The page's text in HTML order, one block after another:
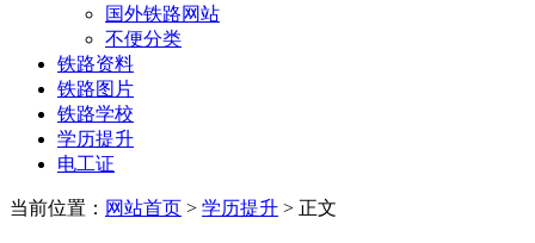
国外铁路网站
不便分类
铁路资料
铁路图片
铁路学校
学历提升
电工证
当前位置： 网站首页 > 学历提升 > 正文